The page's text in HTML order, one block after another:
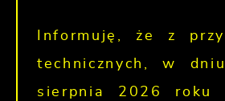
Informuję, że z
technicznych, w
sierpnia 2026 roku